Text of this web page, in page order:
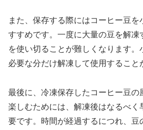
また、保存する際にはコーヒー豆を
すすめです。一度に大量の豆を解凍
を使い切ることが難しくなります。
必要な分だけ解凍して使用すること
最後に、冷凍保存したコーヒー豆の
楽しむためには、解凍後はなるべく
要です。時間が経過するにつれ、豆